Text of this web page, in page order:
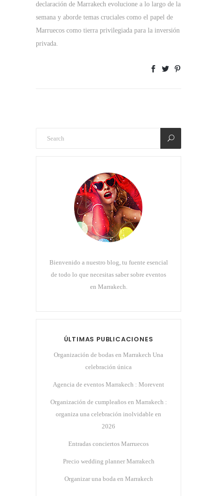
declaración de Marrakech evolucione a lo largo de la
semana y aborde temas cruciales como el papel de
Marruecos como tierra privilegiada para la inversión
privada.
Bienvenido a nuestro blog, tu fuente esencial
de todo lo que necesitas saber sobre eventos
en Marrakech.
ÚLTIMAS PUBLICACIONES
Organización de bodas en Marrakech Una
celebración única
Agencia de eventos Marrakech : Morevent
Organización de cumpleaños en Marrakech :
organiza una celebración inolvidable en
2026
Entradas conciertos Marruecos
Precio wedding planner Marrakech
Organizar una boda en Marrakech